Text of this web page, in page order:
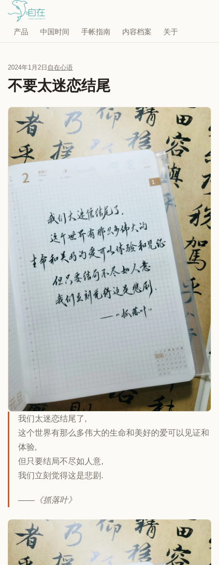
产品 中国时间 手帐指南 内容档案 关于
2024年1月2日 自在心语
不要太迷恋结尾
我们太迷恋结尾了,
这个世界有那么多伟大的生命和美好的爱可以见证和
体验,
但只要结局不尽如人意,
我们立刻觉得这是悲剧.
——《抓落叶》